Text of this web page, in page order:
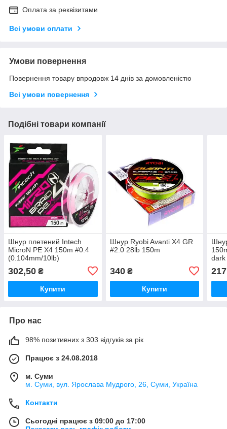
Оплата за реквізитами
Всі умови оплати
Умови повернення
Повернення товару впродовж 14 днів за домовленістю
Всі умови повернення
Подібні товари компанії
Шнур плетений Intech
MicroN PE X4 150m #0.4
(0.104mm/10lb)
302,50 ₴
Купити
Шнур Ryobi Avanti X4 GR
#2.0 28lb 150m
340₴
Купити
217
Про нас
98% позитивних з 303 відгуків за рік
Працює з 24.08.2018
м. Суми
м. Суми, вул. Ярослава Мудрого, 26, Суми, Україна
Контакти
Сьогодні працює з 09:00 до 17:00